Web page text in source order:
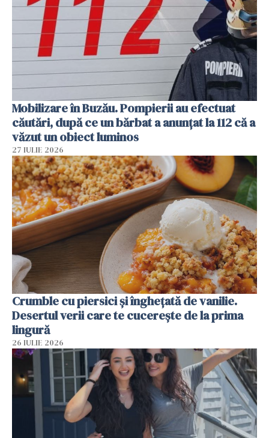
Mobilizare în Buzău. Pompierii au efectuat
căutări, după ce un bărbat a anunțat la 112 că a
văzut un obiect luminos
27 IULIE 2026
Crumble cu piersici și înghețată de vanilie.
Desertul verii care te cucerește de la prima
lingură
26 IULIE 2026